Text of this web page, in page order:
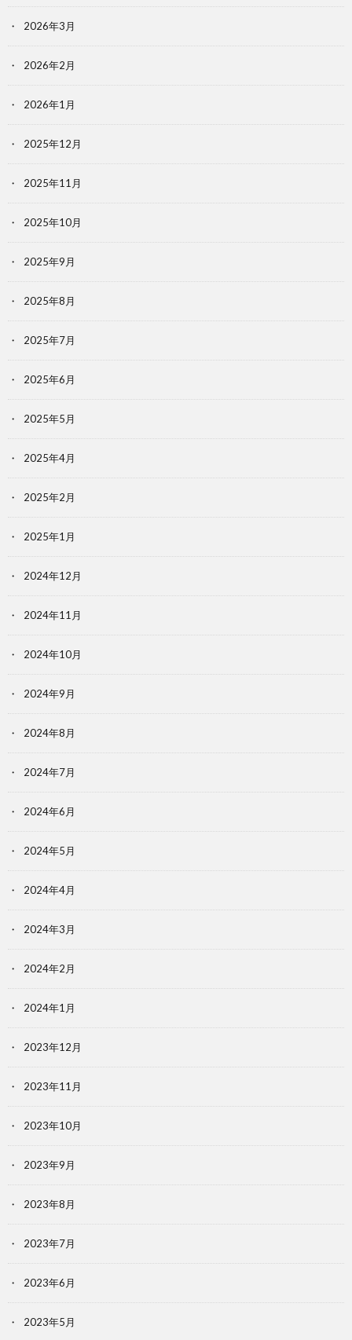
2026年3月
2026年2月
2026年1月
2025年12月
2025年11月
2025年10月
2025年9月
2025年8月
2025年7月
2025年6月
2025年5月
2025年4月
2025年2月
2025年1月
2024年12月
2024年11月
2024年10月
2024年9月
2024年8月
2024年7月
2024年6月
2024年5月
2024年4月
2024年3月
2024年2月
2024年1月
2023年12月
2023年11月
2023年10月
2023年9月
2023年8月
2023年7月
2023年6月
2023年5月